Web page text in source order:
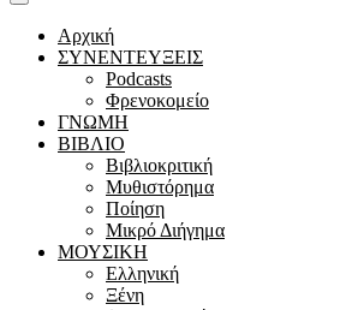
Αρχική
ΣΥΝΕΝΤΕΥΞΕΙΣ
Podcasts
Φρενοκομείο
ΓΝΩΜΗ
ΒΙΒΛΙΟ
Βιβλιοκριτική
Μυθιστόρημα
Ποίηση
Μικρό Διήγημα
ΜΟΥΣΙΚΗ
Ελληνική
Ξένη